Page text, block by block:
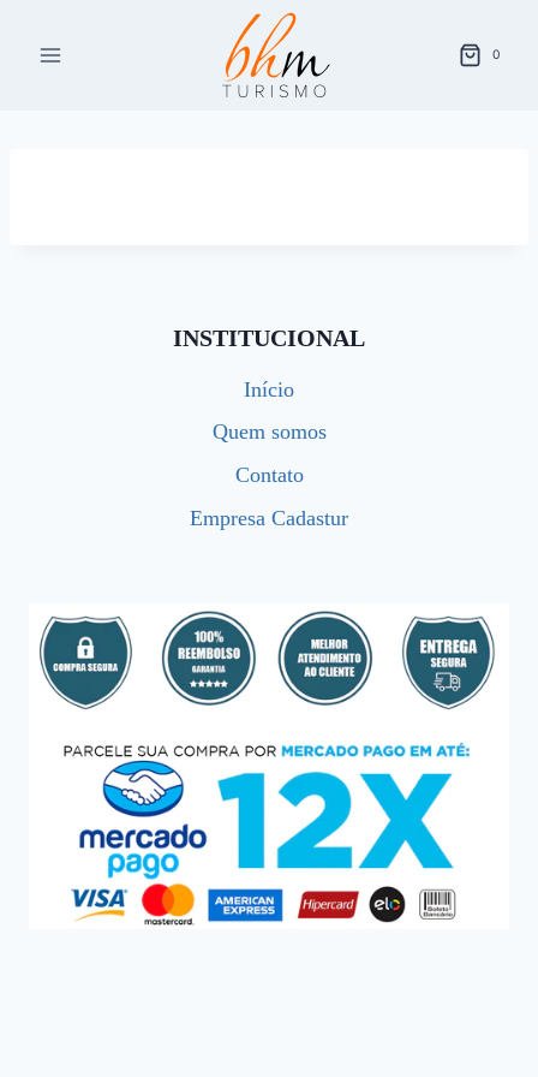
para
0
INSTITUCIONAL
Início
Quem somos
Contato
Empresa Cadastur